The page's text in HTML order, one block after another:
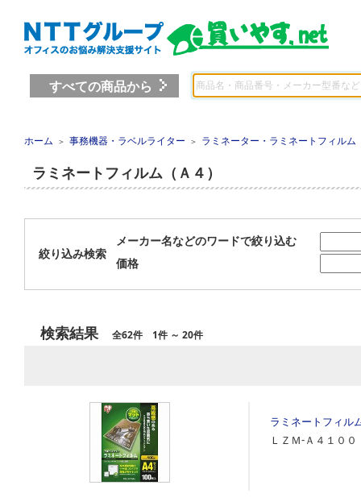
すべての商品から
ホーム ＞ 事務機器・ラベルライター ＞ ラミネーター・ラミネートフィルム
ラミネートフィルム（Ａ４）
絞り込み検索
メーカー名などのワードで絞り込む
価格
検索結果 全62件 1件 ～ 20件
ラミネートフィ
ＬＺＭ‐Ａ４１０